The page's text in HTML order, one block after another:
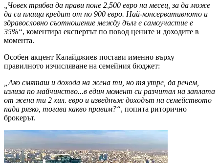
„Човек трябва да прави поне 2,500 евро на месец, за да може
да си плаща кредит от по 900 евро. Най-консервативното и
здравословно съотношение между дълг е самоучастие е
35%“, коментира експертът по повод цените и доходите в
момента.
Особен акцент Калайджиев постави именно върху
правилното изчисляване на семейния бюджет:
„Ако смяташ и дохода на жена ти, но тя утре, да речем,
излиза по майчинство...в един момент си разчитал на заплата
от жена ти 2 хил. евро и изведнъж доходът на семейството
пада рязко, тогава какво правим?“, попита риторично
брокерът.